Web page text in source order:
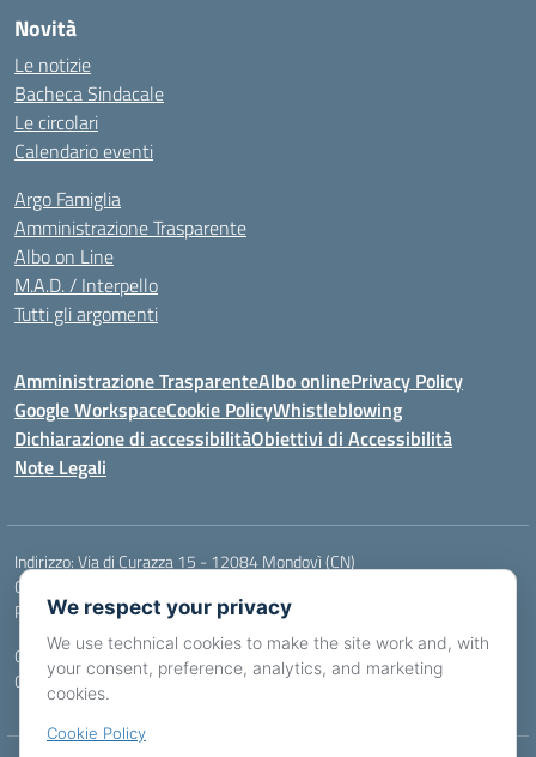
Novità
Le notizie
Bacheca Sindacale
Le circolari
Calendario eventi
Argo Famiglia
Amministrazione Trasparente
Albo on Line
M.A.D. / Interpello
Tutti gli argomenti
Amministrazione TrasparenteAlbo onlinePrivacy Policy
Google WorkspaceCookie PolicyWhistleblowing
Dichiarazione di accessibilitàObiettivi di Accessibilità
Note Legali
Indirizzo:Via di Curazza 15 - 12084 Mondovì (CN)
Centralino:
Posta elettronica certificata (PEC):cnis02900p@pec.istruzione.it
Codice fiscale: 84004970046
Codice meccanografico:CNIS02900P
We respect your privacy
We use technical cookies to make the site work and, with
your consent, preference, analytics, and marketing
cookies.
Cookie Policy